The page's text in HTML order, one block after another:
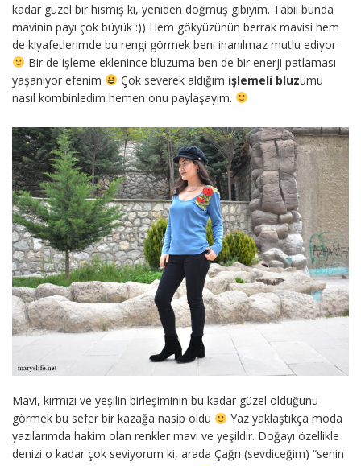
kadar güzel bir hismiş ki, yeniden doğmuş gibiyim. Tabii bunda
mavinin payı çok büyük :)) Hem gökyüzünün berrak mavisi hem
de kıyafetlerimde bu rengi görmek beni inanılmaz mutlu ediyor
Bir de işleme eklenince bluzuma ben de bir enerji patlaması
yaşanıyor efenim
Çok severek aldığım işlemeli bluzumu
nasıl kombinledim hemen onu paylaşayım.
Mavi, kırmızı ve yeşilin birleşiminin bu kadar güzel olduğunu
görmek bu sefer bir kazağa nasip oldu
Yaz yaklaştıkça moda
yazılarımda hakim olan renkler mavi ve yeşildir. Doğayı özellikle
denizi o kadar çok seviyorum ki, arada Çağrı (sevdiceğim) “senin